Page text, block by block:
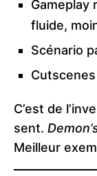
Gameplay
fluide,
Scénario
C’est de
sent.
Meilleur